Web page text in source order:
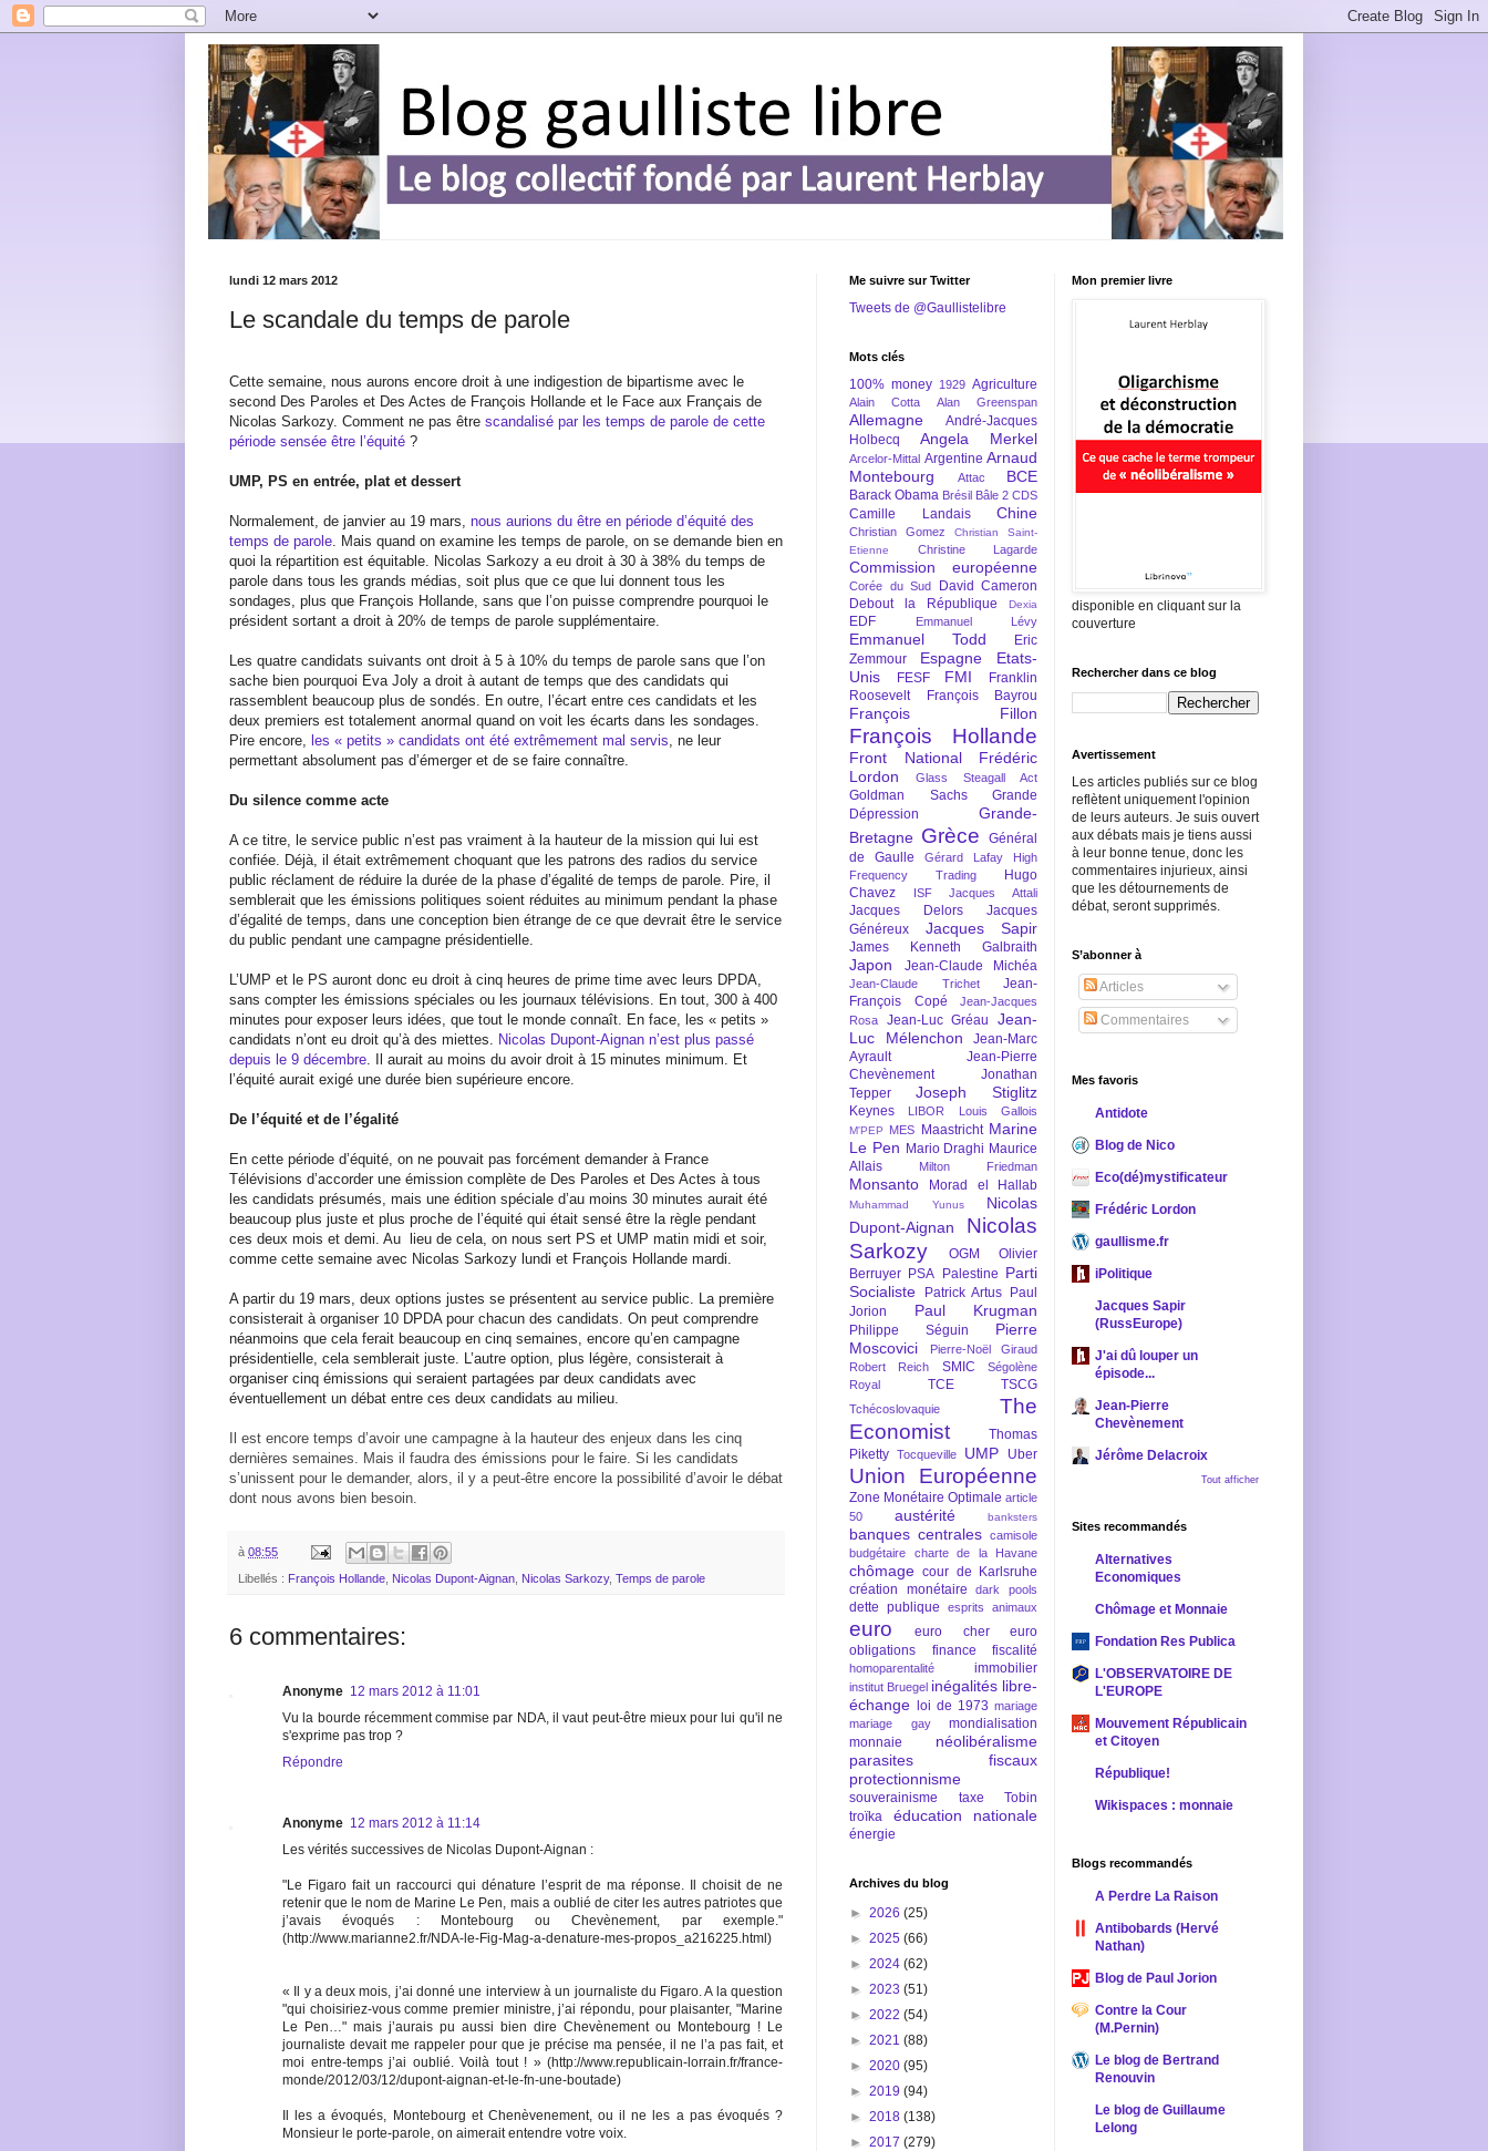
lundi 12 mars 2012
Le scandale du temps de parole
Cette semaine, nous aurons encore droit à une indigestion de bipartisme avec le
second Des Paroles et Des Actes de François Hollande et le Face aux Français de
Nicolas Sarkozy. Comment ne pas être scandalisé par les temps de parole de cette
période sensée être l’équité ?
UMP, PS en entrée, plat et dessert
Normalement, de janvier au 19 mars, nous aurions du être en période d’équité des
temps de parole . Mais quand on examine les temps de parole, on se demande bien en
quoi la répartition est équitable. Nicolas Sarkozy a eu droit à 30 à 38% du temps de
parole dans tous les grands médias, soit plus que ce que lui donnent tous les
sondages, plus que François Hollande, sans que l’on puisse comprendre pourquoi le
président sortant a droit à 20% de temps de parole supplémentaire.
Les quatre candidats suivants ont droit à 5 à 10% du temps de parole sans que l’on
sache bien pourquoi Eva Joly a droit à autant de temps que des candidats qui
rassemblent beaucoup plus de sondés. En outre, l’écart entre ces candidats et les
deux premiers est totalement anormal quand on voit les écarts dans les sondages.
Pire encore, les « petits » candidats ont été extrêmement mal servis , ne leur
permettant absolument pas d’émerger et de se faire connaître.
Du silence comme acte
A ce titre, le service public n’est pas vraiment à la hauteur de la mission qui lui est
confiée. Déjà, il était extrêmement choquant que les patrons des radios du service
public réclament de réduire la durée de la phase d’égalité de temps de parole. Pire, il
semblerait que les émissions politiques soient réduites au minimum pendant la phase
d’égalité de temps, dans une conception bien étrange de ce que devrait être le service
du public pendant une campagne présidentielle.
L’UMP et le PS auront donc eu droit à cinq heures de prime time avec leurs DPDA,
sans compter les émissions spéciales ou les journaux télévisions. En tout, 300 à 400
minutes pour exposer leurs idées, que tout le monde connaît. En face, les « petits »
candidats n’ont eu droit qu’à des miettes. Nicolas Dupont-Aignan n’est plus passé
depuis le 9 décembre . Il aurait au moins du avoir droit à 15 minutes minimum. Et
l’équité aurait exigé une durée bien supérieure encore.
De l’équité et de l’égalité
En cette période d’équité, on ne pouvait pas forcément demander à France
Télévisions d’accorder une émission complète de Des Paroles et Des Actes à tous
les candidats présumés, mais une édition spéciale d’au moins 30 minutes aurait été
beaucoup plus juste et plus proche de l’équité qui était sensé être la règle pendant
ces deux mois et demi. Au lieu de cela, on nous sert PS et UMP matin midi et soir,
comme cette semaine avec Nicolas Sarkozy lundi et François Hollande mardi.
A partir du 19 mars, deux options justes se présentent au service public. La première
consisterait à organiser 10 DPDA pour chacun des candidats. On peut comprendre
néanmoins que cela ferait beaucoup en cinq semaines, encore qu’en campagne
présidentielle, cela semblerait juste. L’autre option, plus légère, consisterait à
organiser cinq émissions qui seraient partagées par deux candidats avec
éventuellement un débat entre ces deux candidats au milieu.
Il est encore temps d’avoir une campagne à la hauteur des enjeux dans les cinq
dernières semaines. Mais il faudra des émissions pour le faire. Si les candidats
s’unissent pour le demander, alors, il y a peut-être encore la possibilité d’avoir le débat
dont nous avons bien besoin.
à 08:55
Libellés : François Hollande Nicolas Dupont-Aignan Nicolas Sarkozy, Temps de parole
6 commentaires:
Anonyme 12 mars 2012 à 11:01
Vu la bourde récemment commise par NDA, il vaut peut-être mieux pour lui qu'il ne
s'exprime pas trop ?
Répondre
Anonyme 12 mars 2012 à 11:14
Les vérités successives de Nicolas Dupont-Aignan :
"Le Figaro fait un raccourci qui dénature l’esprit de ma réponse. Il choisit de ne
retenir que le nom de Marine Le Pen, mais a oublié de citer les autres patriotes que
j’avais évoqués : Montebourg ou Chevènement, par exemple."
(http://www.marianne2.fr/NDA-le-Fig-Mag-a-denature-mes-propos_a216225.html)
« Il y a deux mois, j’ai donné une interview à un journaliste du Figaro. A la question
"qui choisiriez-vous comme premier ministre, j’ai répondu, pour plaisanter, "Marine
Le Pen…" mais j’aurais pu aussi bien dire Chevènement ou Montebourg ! Le
journaliste devait me rappeler pour que je précise ma pensée, il ne l’a pas fait, et
moi entre-temps j’ai oublié. Voilà tout ! » (http://www.republicain-lorrain.fr/france-
monde/2012/03/12/dupont-aignan-et-le-fn-une-boutade)
Il les a évoqués, Montebourg et Chenèvenement, ou il ne les a pas évoqués ?
Monsieur le porte-parole, on aimerait entendre votre voix.
Me suivre sur Twitter
Tweets de @Gaullistelibre
Mots clés
100% money 1929 Agriculture
Alain Cotta Alan Greenspan
Allemagne
André-Jacques
Holbecq
Angela Merkel
Arcelor-Mittal Argentine Arnaud
Montebourg
Attac BCE
Barack Obama Brésil Bâle 2 CDS
Camille Landais Chine
Christian Gomez
Christian Saint-
Etienne
Christine Lagarde
Commission européenne
Corée du Sud
David Cameron
Debout la République
Dexia
EDF Emmanuel Lévy
Emmanuel Todd
Eric
Zemmour
Espagne
Etats-
Unis
FESF FMI
Franklin
Roosevelt
François Bayrou
François Fillon
François Hollande
Front National
Frédéric
Lordon
Glass Steagall Act
Goldman Sachs
Grande
Dépression
Grande-
Bretagne Grèce
Général
de Gaulle
Gérard Lafay
High
Frequency Trading
Hugo
Chavez
ISF Jacques Attali
Jacques Delors
Jacques
Généreux
Jacques Sapir
James Kenneth Galbraith
Japon Jean-Claude Michéa
Jean-Claude Trichet
Jean-
François Copé
Jean-Jacques
Rosa
Jean-Luc Gréau
Jean-
Luc Mélenchon
Jean-Marc
Ayrault
Jean-Pierre
Chevènement
Jonathan
Tepper
Joseph Stiglitz
Keynes LIBOR Louis Gallois
M'PEP MES Maastricht Marine
Le Pen Mario Draghi Maurice
Allais
Milton Friedman
Monsanto Morad el Hallab
Muhammad Yunus
Nicolas
Dupont-Aignan
Nicolas
Sarkozy
OGM
Olivier
Berruyer PSA Palestine Parti
Socialiste
Patrick Artus
Paul
Jorion
Paul Krugman
Philippe Séguin
Pierre
Moscovici
Pierre-Noël Giraud
Robert Reich
SMIC
Ségolène
Royal
TCE TSCG
Tchécoslovaquie
The
Economist
Thomas
Piketty Tocqueville UMP Uber
Union Européenne
Zone Monétaire Optimale article
50
austérité banksters
banques centrales camisole
budgétaire
charte de la Havane
chômage cour de Karlsruhe
création monétaire
dark pools
dette publique esprits animaux
euro euro cher
euro
obligations
finance fiscalité
homoparentalité immobilier
institut Bruegel inégalités libre-
échange
loi de 1973 mariage
mariage gay
mondialisation
monnaie
néolibéralisme
parasites fiscaux
protectionnisme
souverainisme
taxe Tobin
troïka
éducation nationale
énergie
Archives du blog
► 2026 (25)
► 2025 (66)
► 2024 (62)
► 2023 (51)
► 2022 (54)
► 2021 (88)
► 2020 (95)
► 2019 (94)
► 2018 (138)
► 2017 (279)
Mon premier livre
disponible en cliquant sur la
couverture
Rechercher dans ce blog
Avertissement
Les articles publiés sur ce blog
reflètent uniquement l'opinion
de leurs auteurs. Je suis ouvert
aux débats mais je tiens aussi
à leur bonne tenue, donc les
commentaires injurieux, ainsi
que les détournements de
débat, seront supprimés.
S’abonner à
Articles
Commentaires
Mes favoris
Antidote
Blog de Nico
Eco(dé)mystificateur
Frédéric Lordon
gaullisme.fr
iPolitique
Jacques Sapir
(RussEurope)
J'ai dû louper un
épisode...
Jean-Pierre
Chevènement
Jérôme Delacroix
Tout afficher
Sites recommandés
Alternatives
Economiques
Chômage et Monnaie
Fondation Res Publica
L'OBSERVATOIRE DE
L'EUROPE
Mouvement Républicain
et Citoyen
République!
Wikispaces : monnaie
Blogs recommandés
A Perdre La Raison
Antibobards (Hervé
Nathan)
Blog de Paul Jorion
Contre la Cour
(M.Pernin)
Le blog de Bertrand
Renouvin
Le blog de Guillaume
Lelong